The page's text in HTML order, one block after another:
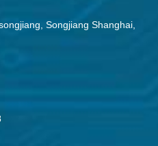
Songjiang Shanghai,